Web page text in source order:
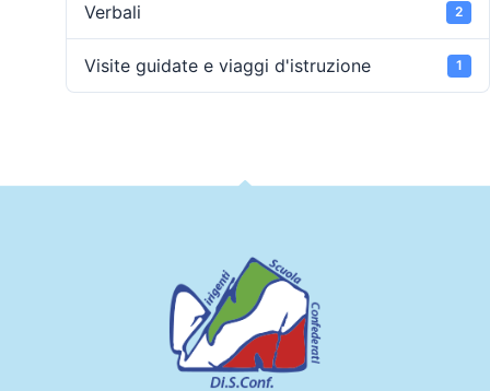
Verbali 2
Visite guidate e viaggi d'istruzione 1